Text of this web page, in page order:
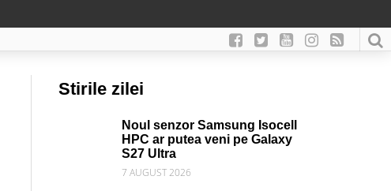
Stirile zilei
Noul senzor Samsung Isocell
HPC ar putea veni pe Galaxy
S27 Ultra
7 AUGUST 2026